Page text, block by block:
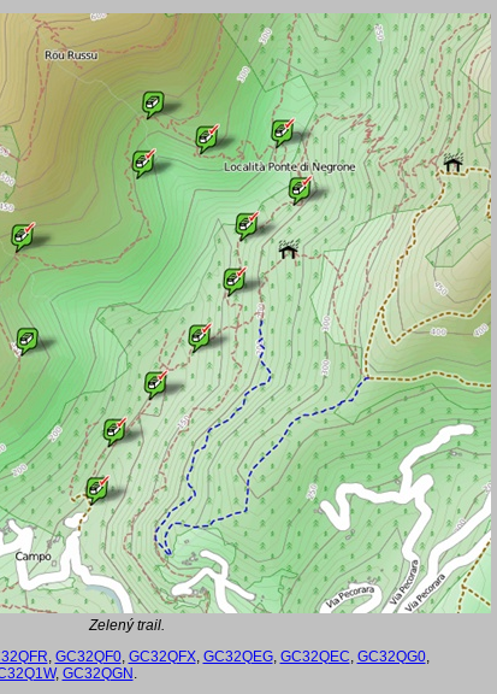
Zelený trail.
GC32QF0, GC32QFX, GC32QEG, GC32QEC GC32QG0,
, GC32QGN